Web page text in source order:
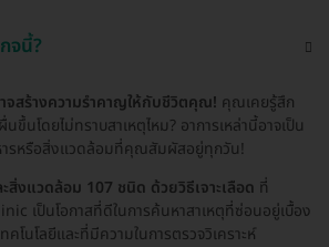
จนี้?
จสร้างความรำคาญให้กับชีวิตคุณ! คุณเคยรู้สึก
นโดยไม่ทราบสาเหตุไหม? อาการเหล่านี้อาจเป็น
หรือสิ่งแวดล้อมที่คุณสัมผัสอยู่ทุกวัน!
สิ่งแวดล้อม 107 ชนิด ด้วยวิธีเจาะเลือด ที่
เป็นโอกาสที่ดีในการค้นหาสาเหตุที่ซ่อนอยู่เบื้อง
โนโลยีและที่มีความในการตรวจวิเคราะห์